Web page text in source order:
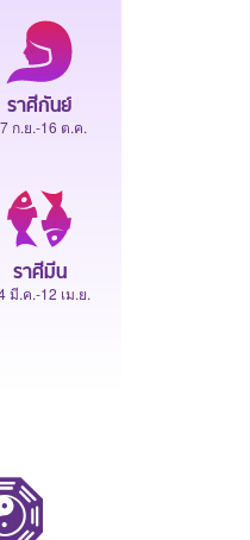
ราศีกันย์
ก.ย.-16 ต.ค.
ราศีมีน
มี.ค.-12 เม.ย.